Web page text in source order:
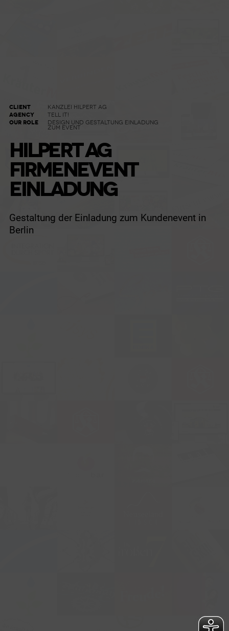
CLIENT
KANZLEI HILPERT AG
AGENCY
TELL IT!
OUR ROLE
DESIGN UND GESTALTUNG EINLADUNG
ZUM EVENT
HILPERT AG
FIRMENEVENT
EINLADUNG
Gestaltung der Einladung zum Kundenevent in
Berlin